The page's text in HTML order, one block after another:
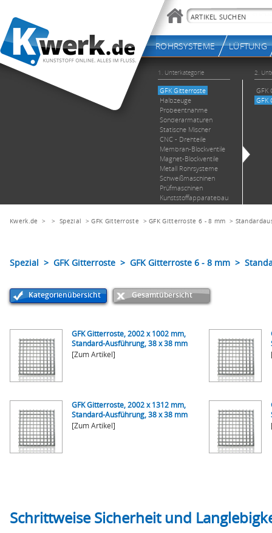
Kwerk.de > >Spezial >GFK Gitterroste >GFK Gitterroste 6 - 8 mm >
Spezial > GFK Gitterroste > GFK Gitterroste 6 - 8 mm >
Kategorienübersicht Gesamtübersicht
GFK Gitterroste, 2002 x 1002 mm,
Standard-Ausführung, 38 x 38 mm
[Zum Artikel]
GFK Gitterroste, 2002 x 1312 mm,
Standard-Ausführung, 38 x 38 mm
[Zum Artikel]
Schrittweise Sicherheit und